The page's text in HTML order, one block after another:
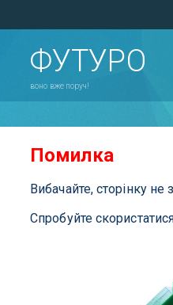
ФУТУРО
воно вже поруч!
Помилка
Вибачайте, сторінку не
Спробуйте